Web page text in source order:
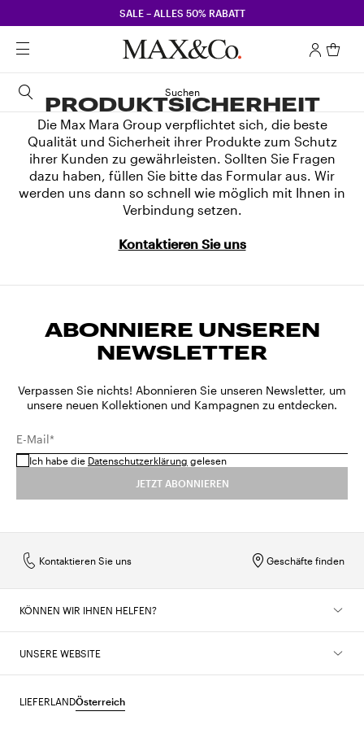
SALE – ALLES 50% RABATT
Suchen
PRODUKTSICHERHEIT
Die Max Mara Group verpflichtet sich, die beste
Qualität und Sicherheit ihrer Produkte zum Schutz
ihrer Kunden zu gewährleisten. Sollten Sie Fragen
dazu haben, füllen Sie bitte das Formular aus. Wir
werden uns dann so schnell wie möglich mit Ihnen in
Verbindung setzen.
Kontaktieren Sie uns
ABONNIERE UNSEREN
NEWSLETTER
Verpassen Sie nichts! Abonnieren Sie unseren Newsletter, um
unsere neuen Kollektionen und Kampagnen zu entdecken.
E-Mail*
Ich habe die Datenschutzerklärung gelesen
JETZT ABONNIEREN
Geschäfte finden
Kontaktieren Sie uns
KÖNNEN WIR IHNEN HELFEN?
UNSERE WEBSITE
LIEFERLANDÖsterreich